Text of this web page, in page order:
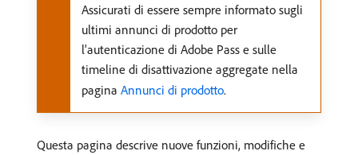
Assicurati di essere sempre informato sugli
ultimi annunci di prodotto per
l'autenticazione di Adobe Pass e sulle
timeline di disattivazione aggregate nella
pagina Annunci di prodotto.
Questa pagina descrive nuove funzioni, modifiche e